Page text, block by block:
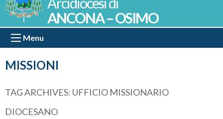
MISSIONI
ANCONA – OSIMO
Menu
TAG ARCHIVES: UFFICIO MISSIONARIO
DIOCESANO